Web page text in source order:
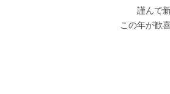
謹んで
この年が歓